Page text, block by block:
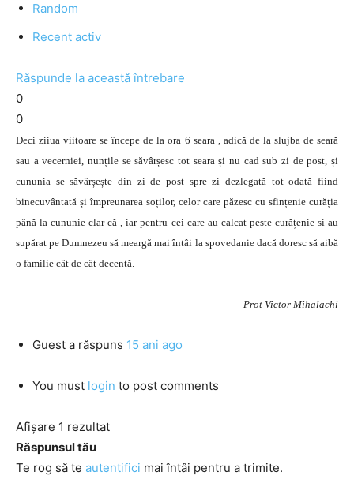
Random
Recent activ
Răspunde la această întrebare
0
0
Deci ziiua viitoare se începe de la ora 6 seara , adică de la slujba de seară
sau a vecerniei, nunțile se săvârșesc tot seara și nu cad sub zi de post, și
cununia se săvârșește din zi de post spre zi dezlegată tot odată fiind
binecuvântată și împreunarea soților, celor care păzesc cu sfințenie curăția
până la cununie clar că , iar pentru cei care au calcat peste curățenie si au
supărat pe Dumnezeu să meargă mai întâi la spovedanie dacă doresc să aibă
o familie cât de cât decentă.
Prot Victor Mihalachi
Guest a răspuns 15 ani ago
You must login to post comments
Afișare 1 rezultat
Răspunsul tău
Te rog să te autentifici mai întâi pentru a trimite.